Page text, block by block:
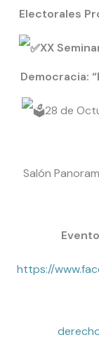
Electorales
XX
Democracia:
28 de
Salón
https://